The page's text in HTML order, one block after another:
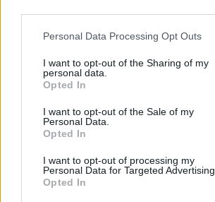
Personal Data Processing Opt Outs
I want to opt-out of the Sharing of my
personal data.
Opted In
I want to opt-out of the Sale of my
Personal Data.
Opted In
I want to opt-out of processing my
Personal Data for Targeted Advertising.
Opted In
Σχετικά Άρθρα